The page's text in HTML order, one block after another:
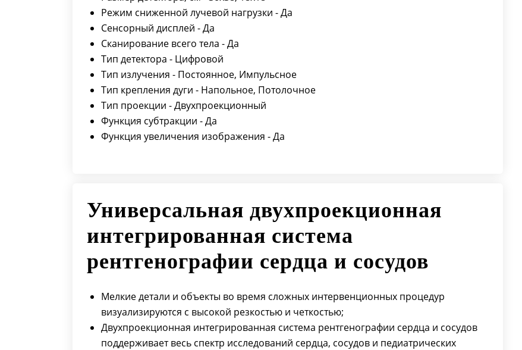
Режим сниженной лучевой нагрузки - Да
Сенсорный дисплей - Да
Сканирование всего тела - Да
Тип детектора - Цифровой
Тип излучения - Постоянное, Импульсное
Тип крепления дуги - Напольное, Потолочное
Тип проекции - Двухпроекционный
Функция субтракции - Да
Функция увеличения изображения - Да
Универсальная двухпроекционная
интегрированная система
рентгенографии сердца и сосудов
Мелкие детали и объекты во время сложных интервенционных процедур
визуализируются с высокой резкостью и четкостью;
Двухпроекционная интегрированная система рентгенографии сердца и сосудов
поддерживает весь спектр исследований сердца, сосудов и педиатрических